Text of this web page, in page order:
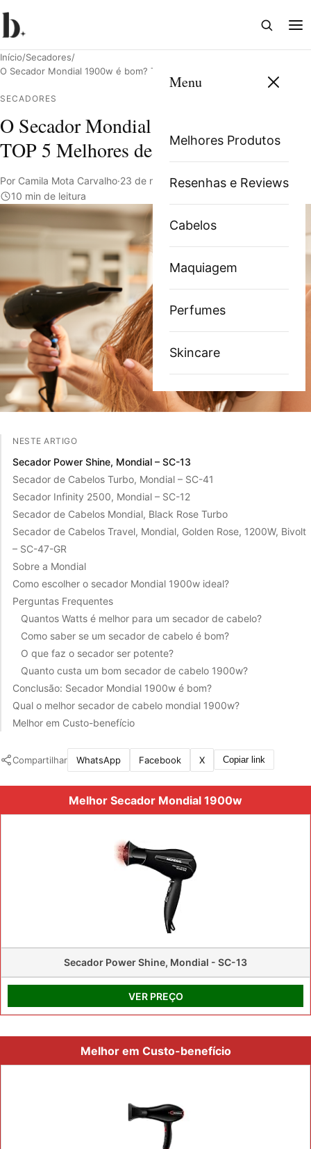
Abrir
Pesquisar
Menu
Melhores Produtos
Resenhas e Reviews
Cabelos
Maquiagem
Perfumes
Skincare
Início/Secadores/
O Secador Mondial 1900w é bom? TOP 5 Melhores de 2025
SECADORES
O Secador Mondial 1900w é bom?
TOP 5 Melhores de 2025
Por Camila Mota Carvalho·23 de novembro de 2023·
10 min de leitura
NESTE ARTIGO
Secador Power Shine, Mondial – SC-13
Secador de Cabelos Turbo, Mondial – SC-41
Secador Infinity 2500, Mondial – SC-12
Secador de Cabelos Mondial, Black Rose Turbo
Secador de Cabelos Travel, Mondial, Golden Rose, 1200W, Bivolt
– SC-47-GR
Sobre a Mondial
Como escolher o secador Mondial 1900w ideal?
Perguntas Frequentes
Quantos Watts é melhor para um secador de cabelo?
Como saber se um secador de cabelo é bom?
O que faz o secador ser potente?
Quanto custa um bom secador de cabelo 1900w?
Conclusão: Secador Mondial 1900w é bom?
Qual o melhor secador de cabelo mondial 1900w?
Melhor em Custo-benefício
Compartilhar WhatsApp Facebook X Copiar link
Melhor Secador Mondial 1900w
Secador Power Shine, Mondial - SC-13
VER PREÇO
Melhor em Custo-benefício